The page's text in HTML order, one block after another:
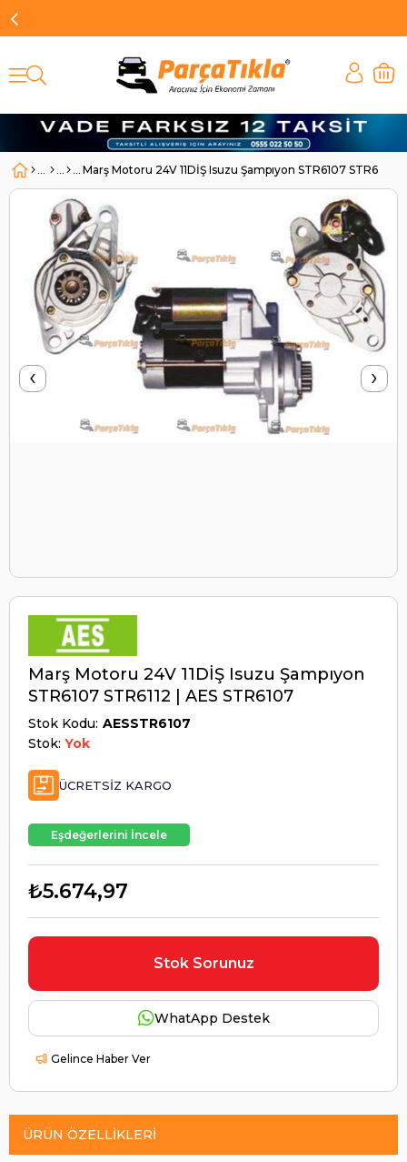
Marş Motoru 24V 11DİŞ Isuzu Şampıyon STR6107 STR6112 |
‹ ›
Marş Motoru 24V 11DİŞ Isuzu Şampıyon
STR6107 STR6112 | AES STR6107
Stok Kodu AESSTR6107
Stok: Yok
ÜCRETSIZ KARGO
Eşdeğerlerini İncele
₺5.674,97
Stok Sorunuz
WhatApp Destek
Gelince Haber Ver
ÜRÜN ÖZELLIKLERI